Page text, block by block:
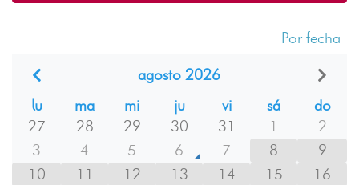
Por fecha
agosto 2026
lu
ma mi ju vi sá
do
27
28 29 30 31 1
2
3
4 5 6 7 8
9
10
11 12 13 14 15
16